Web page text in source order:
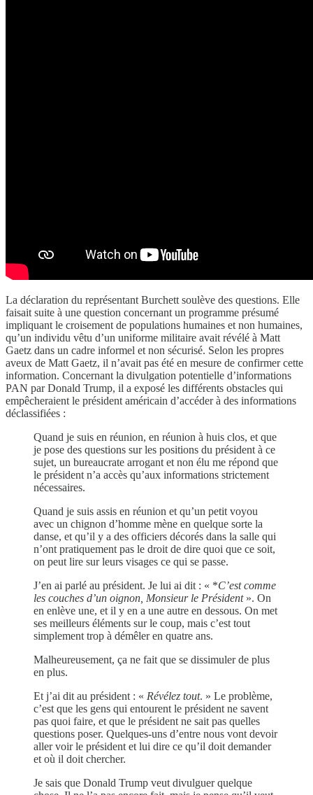
La déclaration du représentant Burchett soulève des questions. Elle
faisait suite à une question concernant un programme présumé
impliquant le croisement de populations humaines et non humaines,
qu’un individu vêtu d’un uniforme militaire avait révélé à Matt
Gaetz dans un cadre informel et non sécurisé. Selon les propres
aveux de Matt Gaetz, il n’avait pas été en mesure de confirmer cette
information. Concernant la divulgation potentielle d’informations
PAN par Donald Trump, il a exposé les différents obstacles qui
empêcheraient le président américain d’accéder à des informations
déclassifiées :
Quand je suis en réunion, en réunion à huis clos, et que
je pose des questions sur les positions du président à ce
sujet, un bureaucrate arrogant et non élu me répond que
le président n’a accès qu’aux informations strictement
nécessaires.
Quand je suis assis en réunion et qu’un petit voyou
avec un chignon d’homme mène en quelque sorte la
danse, et qu’il y a des officiers décorés dans la salle qui
n’ont pratiquement pas le droit de dire quoi que ce soit,
on peut lire sur leurs visages ce qui se passe.
J’en ai parlé au président. Je lui ai dit : « *C’est comme
les couches d’un oignon, Monsieur le Président». On
en enlève une, et il y en a une autre en dessous. On met
ses meilleurs éléments sur le coup, mais c’est tout
simplement trop à démêler en quatre ans.
Malheureusement, ça ne fait que se dissimuler de plus
en plus.
Et j’ai dit au président : « Révélez tout. » Le problème,
c’est que les gens qui entourent le président ne savent
pas quoi faire, et que le président ne sait pas quelles
questions poser. Quelques-uns d’entre nous vont devoir
aller voir le président et lui dire ce qu’il doit demander
et où il doit chercher.
Je sais que Donald Trump veut divulguer quelque